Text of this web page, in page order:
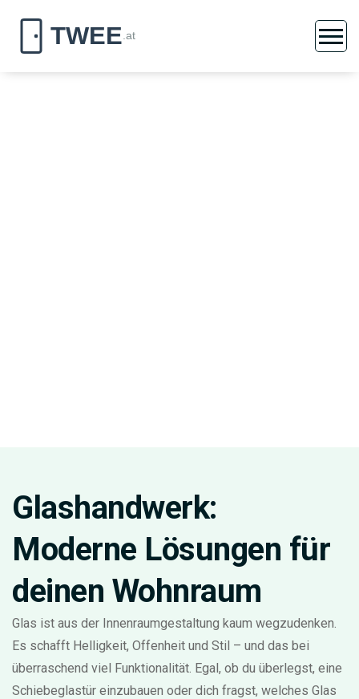
Glashandwerk:
Moderne Lösungen für
deinen Wohnraum
Glas ist aus der Innenraumgestaltung kaum wegzudenken.
Es schafft Helligkeit, Offenheit und Stil – und das bei
überraschend viel Funktionalität. Egal, ob du überlegst, eine
Schiebeglastür einzubauen oder dich fragst, welches Glas